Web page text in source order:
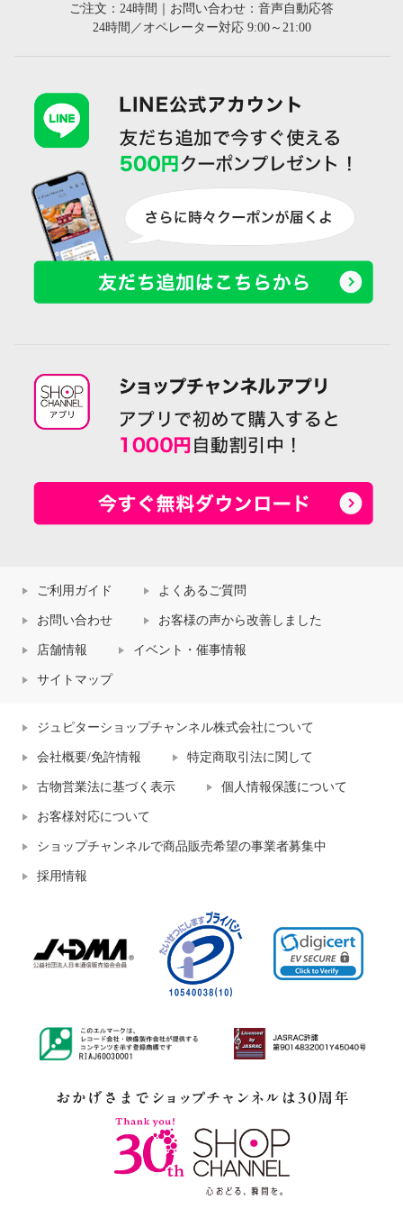
ご注文：24時間｜お問い合わせ：音声自動応答
24時間／オペレーター対応 9:00～21:00
ご利用ガイド よくあるご質問
お問い合わせ お客様の声から改善しました
店舗情報 イベント・催事情報
サイトマップ
ジュピターショップチャンネル株式会社について
会社概要/免許情報 特定商取引法に関して
古物営業法に基づく表示 個人情報保護について
お客様対応について
ショップチャンネルで商品販売希望の事業者募集中
採用情報